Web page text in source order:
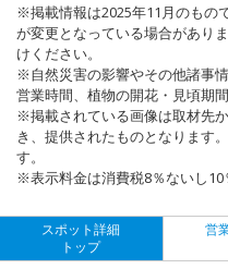
※掲載情報は2025年11月のもの
が変更となっている場合があり
けください。
※自然災害の影響やその他諸事
営業時間、植物の開花・見頃期
※掲載されている画像は取材先
き、提供されたものとなります
す。
※表示料金は消費税8％ないし10
スポット詳細
トップ
営